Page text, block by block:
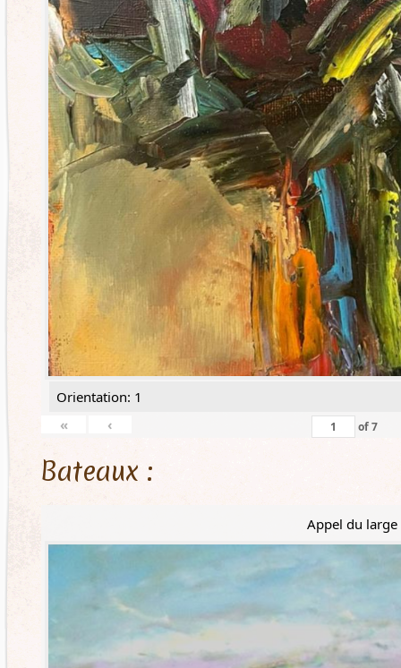
Orientation: 1
«
‹ of7
Bateaux :
Appel du large